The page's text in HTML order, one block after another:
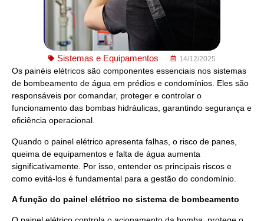
Sistemas e Equipamentos 14/12/2025
Os painéis elétricos são componentes essenciais nos sistemas
de bombeamento de água em prédios e condomínios. Eles são
responsáveis por comandar, proteger e controlar o
funcionamento das bombas hidráulicas, garantindo segurança e
eficiência operacional.
Quando o painel elétrico apresenta falhas, o risco de panes,
queima de equipamentos e falta de água aumenta
significativamente. Por isso, entender os principais riscos e
como evitá-los é fundamental para a gestão do condomínio.
A função do painel elétrico no sistema de bombeamento